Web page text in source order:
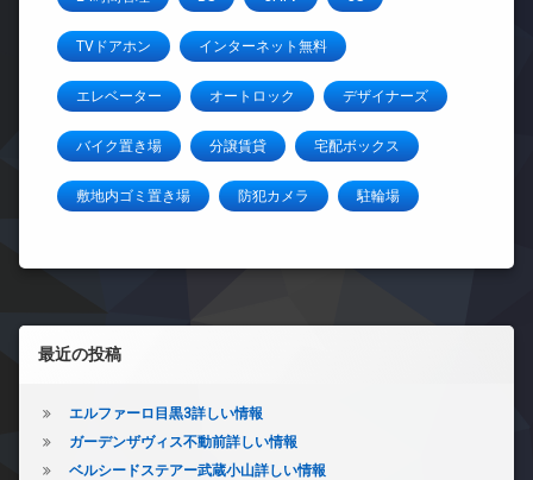
TVドアホン インターネット無料
エレベーター オートロック デザイナーズ
バイク置き場 分譲賃貸 宅配ボックス
敷地内ゴミ置き場 防犯カメラ 駐輪場
左サイドバー
最近の投稿
エルファーロ目黒3詳しい情報
ガーデンザヴィス不動前詳しい情報
ベルシードステアー武蔵小山詳しい情報